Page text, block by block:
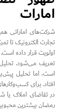
امارات
شرکت‌های اماراتی
تجارت الکترونیک تا
اولویت قرار داده
تعریف می‌شود.
است، اما تحلیل
افتاد. برای
در تقاضای املاک
رمضان بیشترین